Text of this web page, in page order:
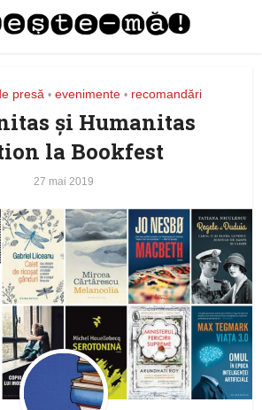
presă • evenimente • recomandări
și Humanitas
la Bookfest
27 mai 2019